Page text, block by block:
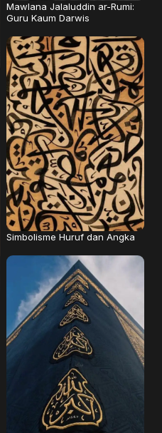
Mawlana Jalaluddin ar-Rumi:
Guru Kaum Darwis
Simbolisme Huruf dan Angka